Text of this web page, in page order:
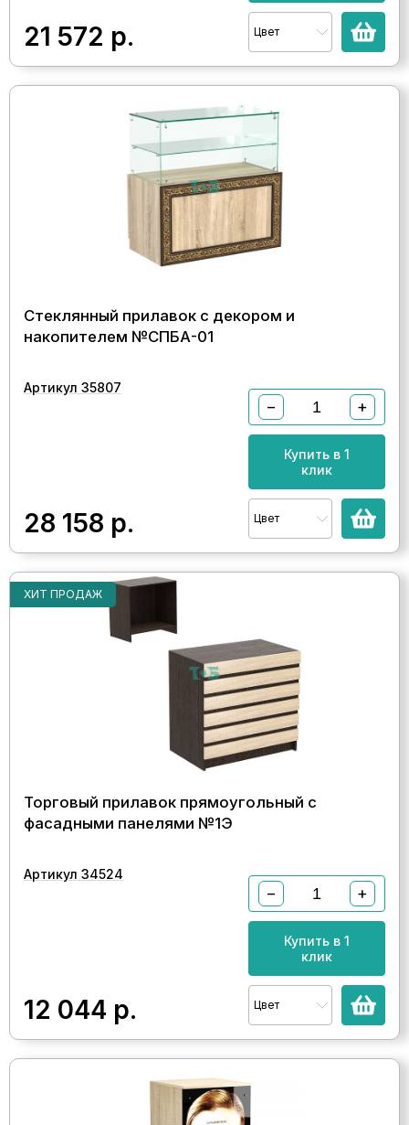
21 572 р. Цвет
Стеклянный прилавок с декором и
накопителем №СПБА-01
Артикул 35807
28 158 р.
− +
Купить в 1
клик
Цвет
ХИТ ПРОДАЖ
Торговый прилавок прямоугольный с
фасадными панелями №1Э
Артикул 34524
12 044 р.
− +
Купить в 1
клик
Цвет